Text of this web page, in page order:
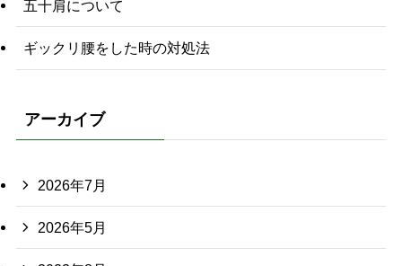
五十肩について
ギックリ腰をした時の対処法
アーカイブ
2026年7月
2026年5月